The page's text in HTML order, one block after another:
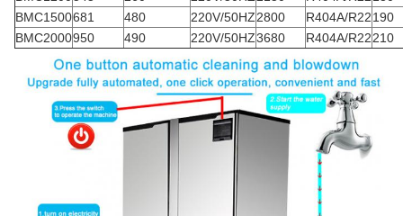
BMC1500681 480 220V/50HZ2800 R404A/R22190
BMC2000950 490 220V/50HZ3680 R404A/R22210